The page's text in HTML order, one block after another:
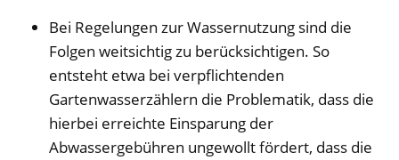
Bei Regelungen zur Wassernutzung sind die
Folgen weitsichtig zu berücksichtigen. So
entsteht etwa bei verpflichtenden
Gartenwasserzählern die Problematik, dass die
hierbei erreichte Einsparung der
Abwassergebühren ungewollt fördert, dass die